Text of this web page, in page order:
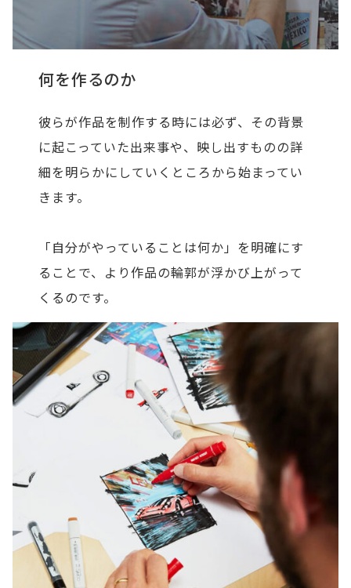
何を作るのか
彼らが作品を制作する時には必ず、その背景
に起こっていた出来事や、映し出すものの詳
細を明らかにしていくところから始まってい
きます。
「自分がやっていることは何か」を明確にす
ることで、より作品の輪郭が浮かび上がって
くるのです。